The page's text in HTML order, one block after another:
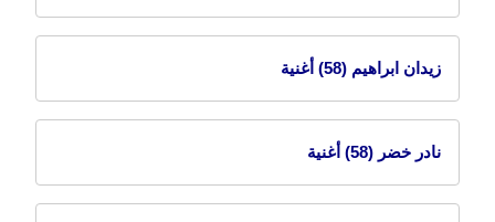
زيدان ابراهيم (58) أغنية
نادر خضر (58) أغنية